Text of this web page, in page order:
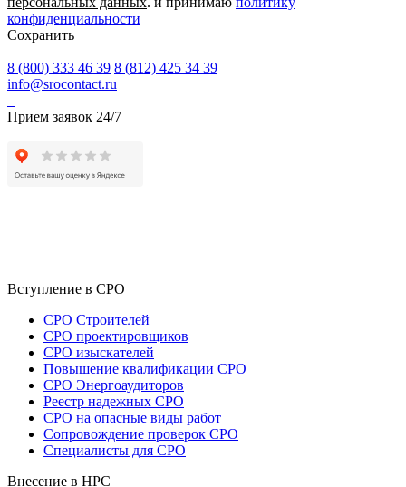
конфиденциальности
Сохранить
8 (800) 333 46 39 8 (812) 425 34 39
info@srocontact.ru
Прием заявок 24/7
Вступление в СРО
СРО Строителей
СРО проектировщиков
СРО изыскателей
Повышение квалификации СРО
СРО Энергоаудиторов
Реестр надежных СРО
СРО на опасные виды работ
Сопровождение проверок СРО
Специалисты для СРО
Внесение в НРС